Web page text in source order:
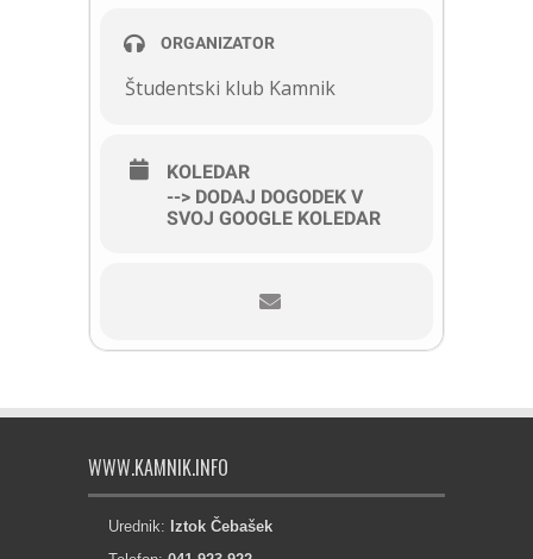
ORGANIZATOR
Študentski klub Kamnik
KOLEDAR
--> DODAJ DOGODEK V
SVOJ GOOGLE KOLEDAR
WWW.KAMNIK.INFO
Urednik: Iztok Čebašek